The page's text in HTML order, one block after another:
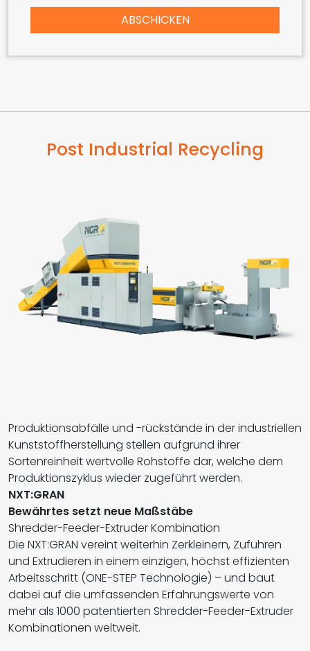
ABSCHICKEN
Post Industrial Recycling
Produktionsabfälle und -rückstände in der industriellen
Kunststoffherstellung stellen aufgrund ihrer
Sortenreinheit wertvolle Rohstoffe dar, welche dem
Produktionszyklus wieder zugeführt werden.
NXT:GRAN
Bewährtes setzt neue Maßstäbe
Shredder-Feeder-Extruder Kombination
Die NXT:GRAN vereint weiterhin Zerkleinern, Zuführen
und Extrudieren in einem einzigen, höchst effizienten
Arbeitsschritt (ONE-STEP Technologie) – und baut
dabei auf die umfassenden Erfahrungswerte von
mehr als 1000 patentierten Shredder-Feeder-Extruder
Kombinationen weltweit.